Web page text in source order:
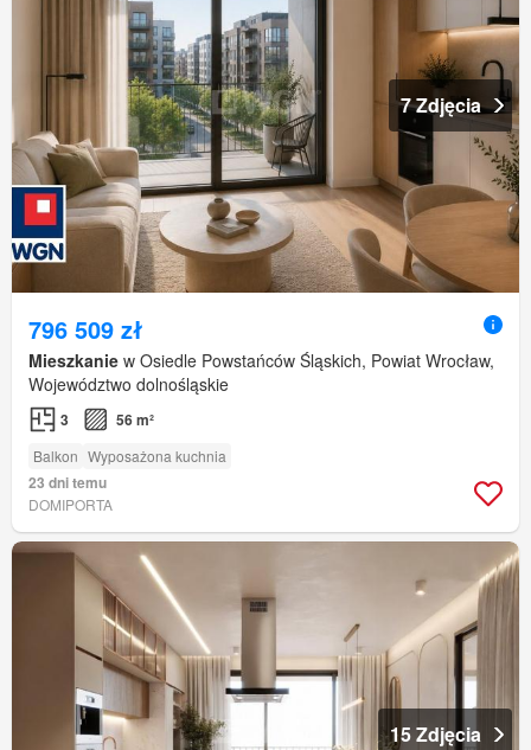
7 Zdjęcia
796 509 zł
Mieszkanie w Osiedle Powstańców Śląskich, Powiat Wrocław,
Województwo dolnośląskie
3 56 m²
Balkon Wyposażona kuchnia
23 dni temu
DOMIPORTA
15 Zdjęcia